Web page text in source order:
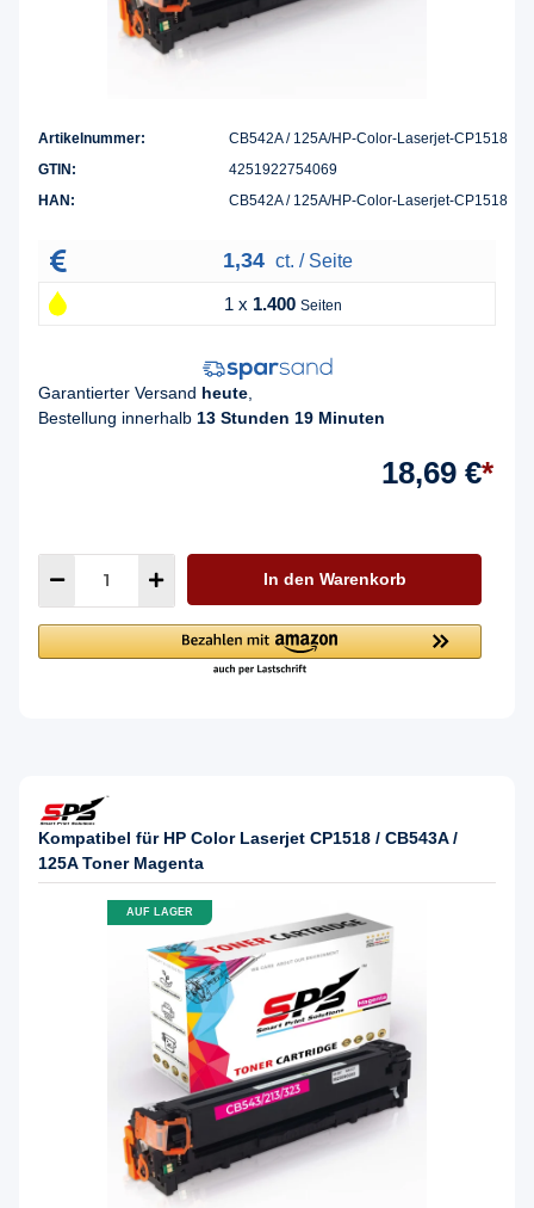
Artikelnummer:
CB542A / 125A/HP-Color-Laserjet-CP1518
GTIN:
4251922754069
HAN:
CB542A / 125A/HP-Color-Laserjet-CP1518
1,34 ct. / Seite
1 x 1.400 Seiten
Garantierter Versand heute
Bestellung innerhalb 13 Stunden 19 Minuten
18,69 €*
In den Warenkorb
Kompatibel für HP Color Laserjet CP1518 / CB543A /
125A Toner Magenta
AUF LAGER